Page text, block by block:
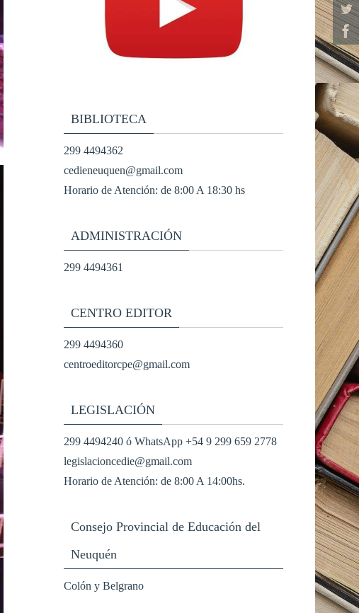
BIBLIOTECA
299 4494362
cedieneuquen@gmail.com
Horario de Atención: de 8:00 A 18:30 hs
ADMINISTRACIÓN
299 4494361
CENTRO EDITOR
299 4494360
centroeditorcpe@gmail.com
LEGISLACIÓN
299 4494240 ó WhatsApp +54 9 299 659 2778
legislacioncedie@gmail.com
Horario de Atención: de 8:00 A 14:00hs.
Consejo Provincial de Educación del
Neuquén
Colón y Belgrano